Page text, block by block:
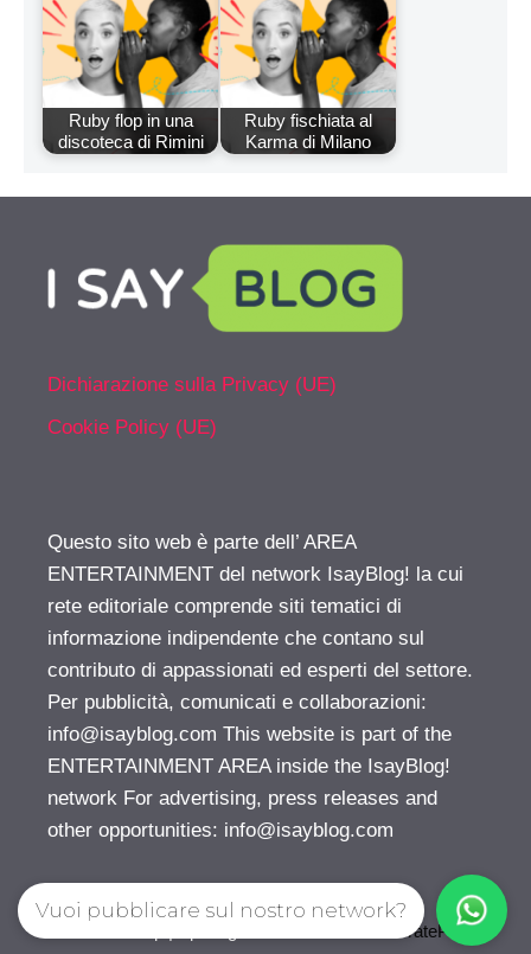
Ruby flop in una
discoteca di Rimini
Ruby fischiata al
Karma di Milano
Dichiarazione sulla Privacy (UE)
Cookie Policy (UE)
Questo sito web è parte dell’ AREA
ENTERTAINMENT del network IsayBlog! la cui
rete editoriale comprende siti tematici di
informazione indipendente che contano sul
contributo di appassionati ed esperti del settore.
Per pubblicità, comunicati e collaborazioni:
info@isayblog.com This website is part of the
ENTERTAINMENT AREA inside the IsayBlog!
network For advertising, press releases and
other opportunities: info@isayblog.com
GeneratePress
Vuoi pubblicare sul nostro network?